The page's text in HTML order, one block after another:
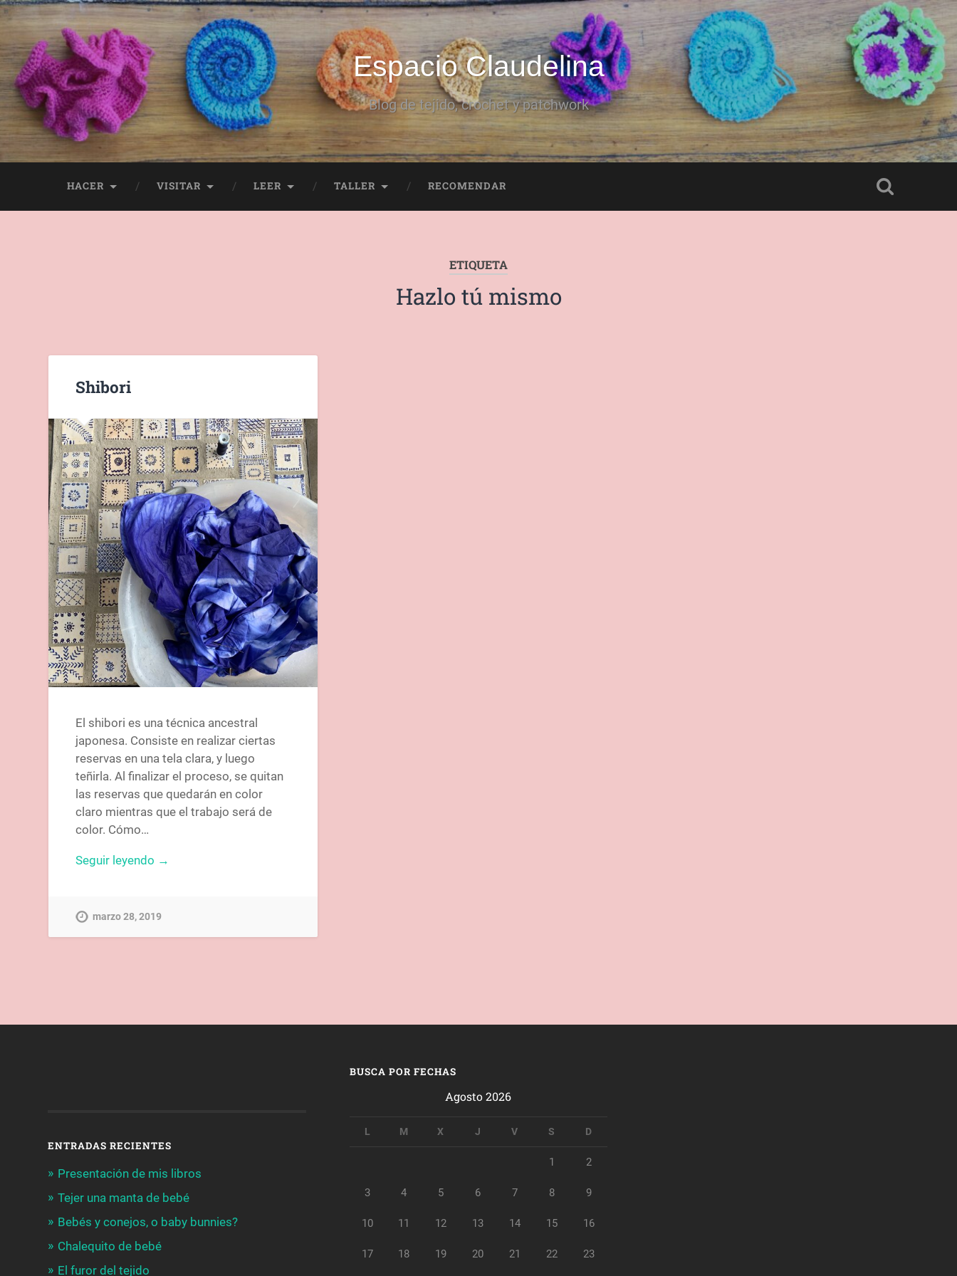
Espacio Claudelina
Blog de tejido, crochet y patchwork
HACER VISITAR LEER TALLER RECOMENDAR
ETIQUETA
Hazlo tú mismo
Shibori
El shibori es una técnica ancestral
japonesa. Consiste en realizar ciertas
reservas en una tela clara, y luego
teñirla. Al finalizar el proceso, se quitan
las reservas que quedarán en color
claro mientras que el trabajo será de
color. Cómo…
Seguir leyendo →
marzo 28, 2019
ENTRADAS RECIENTES
Presentación de mis libros
Tejer una manta de bebé
Bebés y conejos, o baby bunnies?
Chalequito de bebé
El furor del tejido
BUSCA POR FECHAS
Agosto 2026
L M X J V S D
1 2
3 4 5 6 7 8 9
10 11 12 13 14 15 16
17 18 19 20 21 22 23